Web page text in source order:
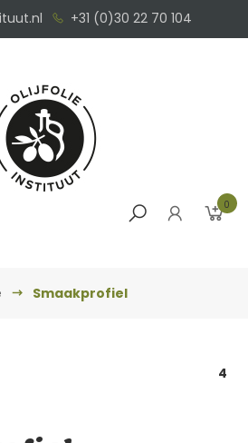
+31 (0)30 22 70 104
0
Smaakprofiel
4